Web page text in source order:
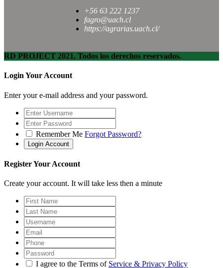
+56 63 222 1237
fagro@uach.cl
https://agrarias.uach.cl/
RD PROJECT 2021, Todos los derechos reservados.
Login Your Account
Enter your e-mail address and your password.
Remember Me Forgot Password?
Register Your Account
Create your account. It will take less then a minute
I agree to the Terms of Service & Privacy Policy